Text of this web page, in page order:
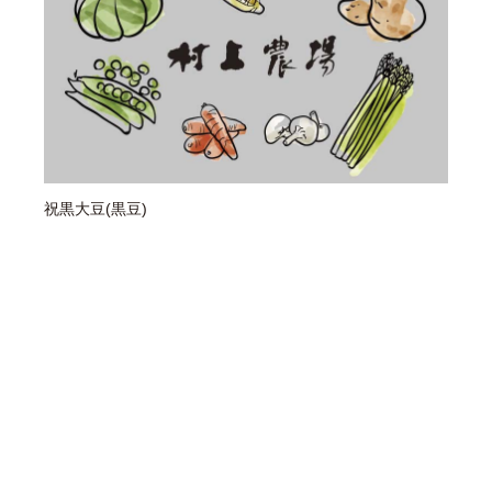
祝黒大豆(黒豆)